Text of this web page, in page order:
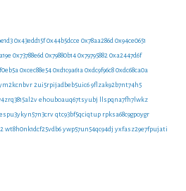
0x43edd15f0x44b5dcce 0x78aa286d 0x94ce0651
0x73788e6d 0x79880b140x79795882 0xa2447d6f
0xcec88e540xd1c9a61a 0xdc9f96c80xdc68ca0a
2ui5rpijadbeb5uic69flzak92b7nt74h5
ehouboauq67tsyubj llspqna7fh7lwkz
qtc93bf5qciqtup rpksa68c9gpoygr
wt8h0nk1dcf25vdb6ywp57un54qc94dj yxfasz29e7fpujati